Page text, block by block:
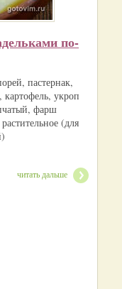
по-
пастернак,
картофель, укроп
фарш
(для
читать дальше